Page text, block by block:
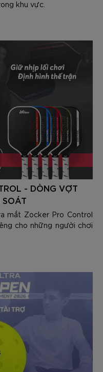
khu vực.
- DÒNG VỢT
SOÁT
mắt Zocker Pro Control
cho những người chơi